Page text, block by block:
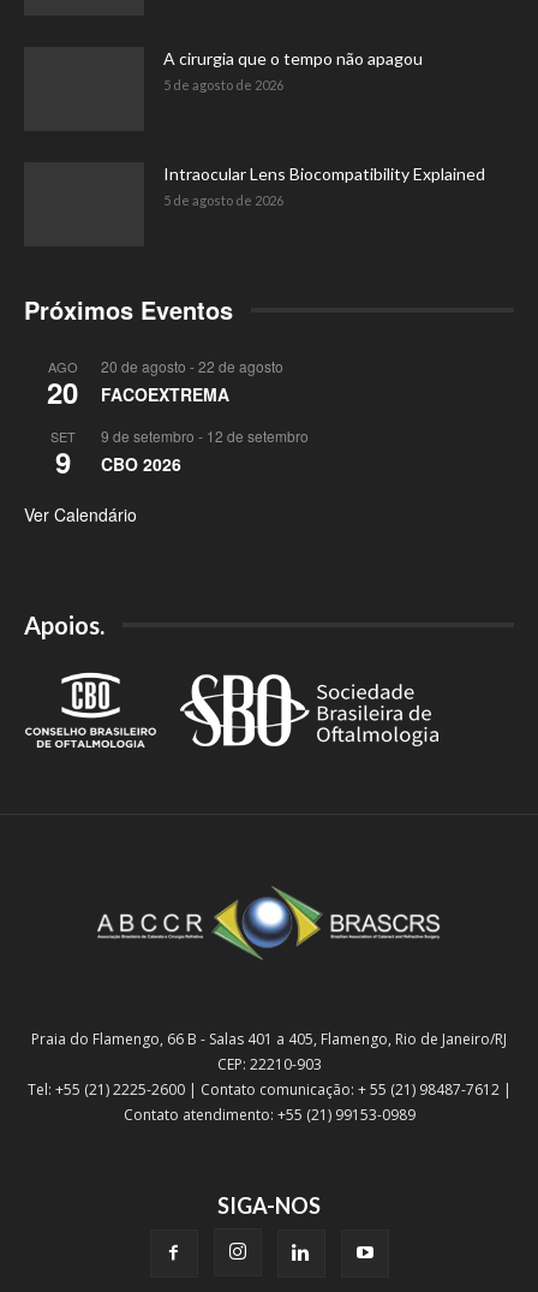
A cirurgia que o tempo não apagou
5 de agosto de 2026
Intraocular Lens Biocompatibility Explained
5 de agosto de 2026
Próximos Eventos
AGO
20
20 de agosto -22 de agosto
FACOEXTREMA
SET
9
9 de setembro - 12 de setembro
CBO 2026
Ver Calendário
Apoios.
Praia do Flamengo, 66 B - Salas 401 a 405, Flamengo, Rio de Janeiro/RJ
CEP: 22210-903
Tel: +55 (21) 2225-2600 | Contato comunicação: + 55 (21) 98487-7612 |
Contato atendimento: +55 (21) 99153-0989
SIGA-NOS